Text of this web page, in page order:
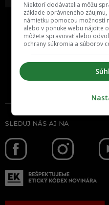
Inzercia
SLEDUJ NÁS AJ NA
Niektorí dodávatelia môžu
základe oprávneného
námietku pomocou možností
alebo v ponuke webu nájdite
môžete spravovať alebo
ochrany súkromia a súborov